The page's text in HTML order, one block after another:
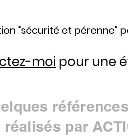
"sécurité et pérenne"
moi pour une
par